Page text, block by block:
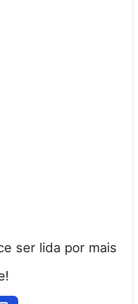
ser lida por mais